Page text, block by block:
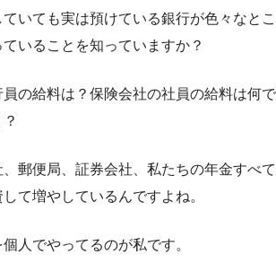
いても実は預けている銀行が色々なとこ
いることを知っていますか？
の給料は？保険会社の社員の給料は何で
郵便局、証券会社、私たちの年金すべて
て増やしているんですよね。
人でやってるのが私です。